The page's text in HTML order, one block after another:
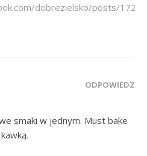
dobrezielsko/posts/
ODPOWIEDZ
smaki w jednym. Must bake